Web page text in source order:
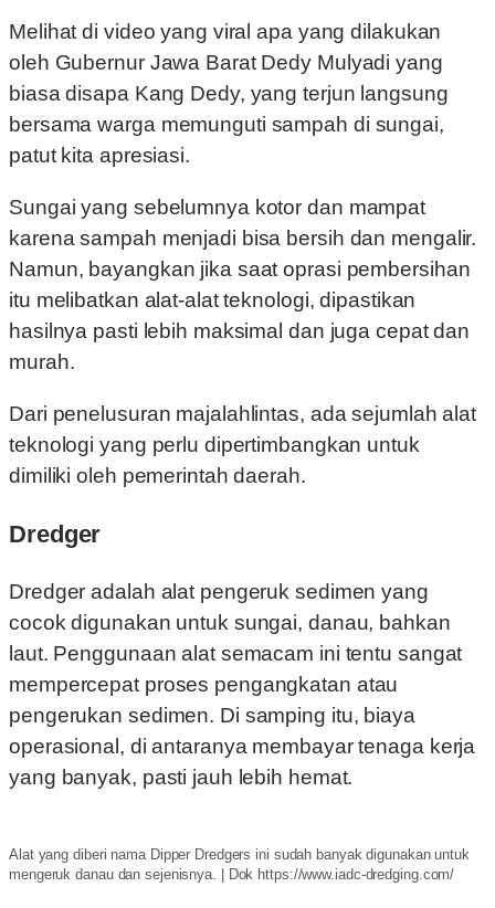
Melihat di video yang viral apa yang dilakukan
oleh Gubernur Jawa Barat Dedy Mulyadi yang
biasa disapa Kang Dedy, yang terjun langsung
bersama warga memunguti sampah di sungai,
patut kita apresiasi.
Sungai yang sebelumnya kotor dan mampat
karena sampah menjadi bisa bersih dan mengalir.
Namun, bayangkan jika saat oprasi pembersihan
itu melibatkan alat-alat teknologi, dipastikan
hasilnya pasti lebih maksimal dan juga cepat dan
murah.
Dari penelusuran majalahlintas, ada sejumlah alat
teknologi yang perlu dipertimbangkan untuk
dimiliki oleh pemerintah daerah.
Dredger
Dredger adalah alat pengeruk sedimen yang
cocok digunakan untuk sungai, danau, bahkan
laut. Penggunaan alat semacam ini tentu sangat
mempercepat proses pengangkatan atau
pengerukan sedimen. Di samping itu, biaya
operasional, di antaranya membayar tenaga kerja
yang banyak, pasti jauh lebih hemat.
Alat yang diberi nama Dipper Dredgers ini sudah banyak digunakan untuk
mengeruk danau dan sejenisnya. | Dok https://www.iadc-dredging.com/